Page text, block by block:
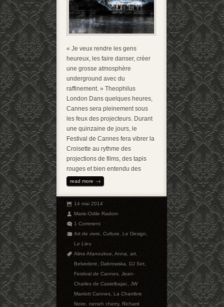
« Je veux rendre les gens
heureux, les faire danser, créer
une grosse atmosphère
underground avec du
raffinement. » Theophilus
London Dans quelques heures,
Cannes sera pleinement sous
les feux des projecteurs. Durant
une quinzaine de jours, le
Festival de Cannes fera vibrer la
Croisette au rythme des
projections de films, des tapis
rouges et bien entendu des
read more
14 mai 2014
Marie-Odile Radom
1 Comment
Art de vivre,Culture,Le Design,
Le Lieu
Aline Afanoukoe,Anna,art,
Belvedere,Dabrowska,DJ Set,
Festival de Cannes,Jean-
Charles de Castelbajac,JW
Marriott Cannes,La Chambre
Noire,neneh cherry,Richard